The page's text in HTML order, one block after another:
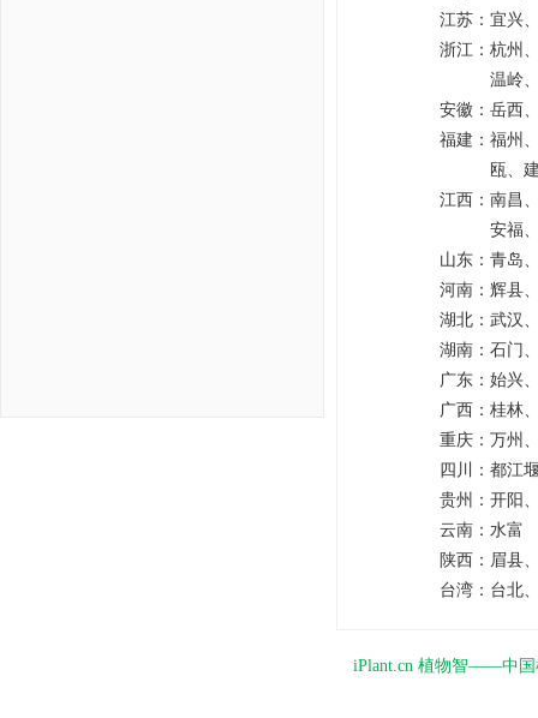
江苏： 宜兴
浙江： 杭州
温岭
安徽： 岳西
福建： 福州
瓯、
江西： 南昌
安福
山东： 青岛
河南： 辉县
湖北： 武汉
湖南： 石门
广东： 始兴
广西： 桂林
重庆： 万州
四川： 都江
贵州： 开阳
云南： 水富
陕西： 眉县
台湾： 台北
iPlant.cn 植物智——中国